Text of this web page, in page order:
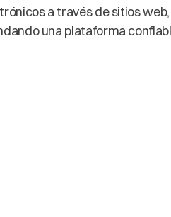
a través de sitios
una plataforma